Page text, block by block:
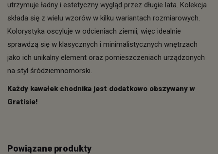
utrzymuje ładny i estetyczny wygląd przez długie lata. Kolekcja
składa się z wielu wzorów w kilku wariantach rozmiarowych.
Kolorystyka oscyluje w odcieniach ziemii, więc idealnie
sprawdzą się w klasycznych i minimalistycznych wnętrzach
jako ich unikalny element oraz pomieszczeniach urządzonych
na styl śródziemnomorski.
Każdy kawałek chodnika jest dodatkowo obszywany w
Gratisie!
Powiązane produkty